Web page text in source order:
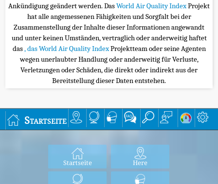
Ankündigung geändert werden. DasWorld Air Quality IndexProjekt
hat alle angemessenen Fähigkeiten und Sorgfalt bei der
Zusammenstellung der Inhalte dieser Informationen angewandt
und unter keinen Umständen, vertraglich oder anderweitig haftet
das, das World Air Quality IndexProjektteam oder seine Agenten
wegen unerlaubter Handlung oder anderweitig für Verluste,
Verletzungen oder Schäden, die direkt oder indirekt aus der
Bereitstellung dieser Daten entstehen.
Startseite
Startseite Here